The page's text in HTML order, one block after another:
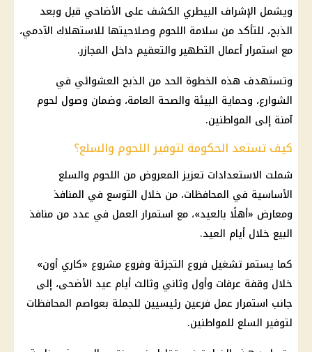
ويشمل الإشراف البيطري الكشف على الأضاحي قبل وبعد
الذبح، للتأكد من سلامة اللحوم وصلاحيتها للاستهلاك الآدمي،
مع استمرار أعمال التطهير والتعقيم داخل المجازر.
وتستهدف هذه الخطوة الحد من الذبح العشوائي في
الشوارع، وحماية البيئة والصحة العامة، وضمان وصول لحوم
آمنة إلى المواطنين.
كيف تستعد الحكومة لتوفير اللحوم والسلع؟
شملت الاستعدادات تعزيز المعروض من اللحوم والسلع
الأساسية في المحافظات، من خلال التوسع في المنافذ
ومعارض «أهلًا بالعيد»، مع استمرار العمل في عدد من منافذ
البيع خلال أيام العيد.
كما يستمر تشغيل فروع التجزئة وفروع مشروع «كاري أون»
خلال وقفة عرفات وأول وثاني وثالث أيام عيد الأضحى، إلى
جانب استمرار عمل فرعين رئيسيين للجملة بعواصم المحافظات
لتوفير السلع للمواطنين.